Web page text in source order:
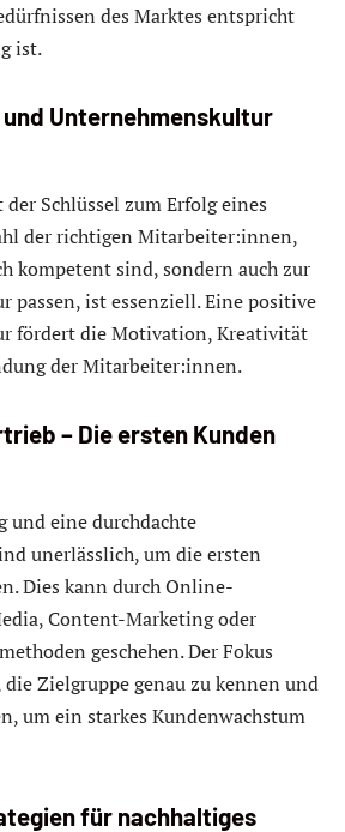
des Marktes entspricht
ist.
Unternehmenskultur
Schlüssel zum Erfolg eines
der richtigen Mitarbeiter:innen,
kompetent sind, sondern auch zur
passen, ist essenziell. Eine positive
fördert die Motivation, Kreativität
der Mitarbeiter:innen.
– Die ersten Kunden
und eine durchdachte
unerlässlich, um die ersten
Dies kann durch Online-
Content-Marketing oder
geschehen. Der Fokus
Zielgruppe genau zu kennen und
um ein starkes Kundenwachstum
für nachhaltiges